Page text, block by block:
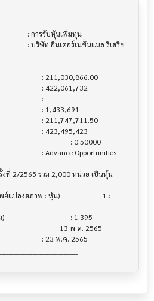
:
0.50000
ที่ 2/2565 รวม 2,000 หน่วย เป็นหุ้น
งสภาพ : หุ้น) 			 : 1 :
: 1.395